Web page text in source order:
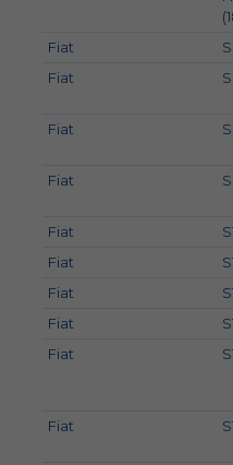
Fiat
Fiat
Fiat
Fiat
Fiat
Fiat
Fiat
Fiat
Fiat
Fiat